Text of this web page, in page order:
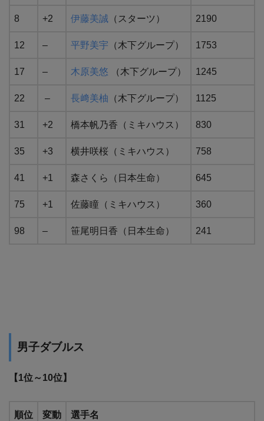
8 +2 伊藤美誠 （スターツ） 2190
12 – 平野美宇 （木下グループ） 1753
17 – 木原美悠 （木下グループ） 1245
22 – 長﨑美柚 （木下グループ） 1125
31 +2 橋本帆乃香（ミキハウス） 830
35 +3 横井咲桜（ミキハウス） 758
41 +1 森さくら（日本生命） 645
75 +1 佐藤瞳（ミキハウス） 360
98 – 笹尾明日香（日本生命） 241
男子ダブルス
【1位～10位】
順位 変動 選手名